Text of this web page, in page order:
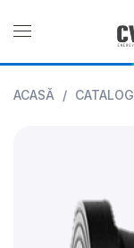
ACASĂ / CATALOG